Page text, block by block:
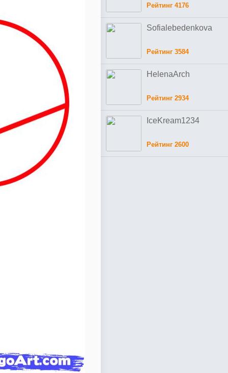
Рейтинг 4176
Sofialebedenkova
Рейтинг 3584
HelenaArch
Рейтинг 2934
IceKream1234
Рейтинг 2600